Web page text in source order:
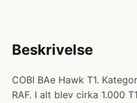
Beskrivelse
COBI BAe Hawk T1.
RAF. I alt blev cirka 1.000